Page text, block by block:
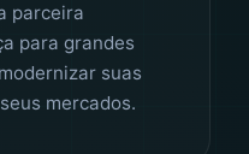
parceira
para grandes
suas
mercados.